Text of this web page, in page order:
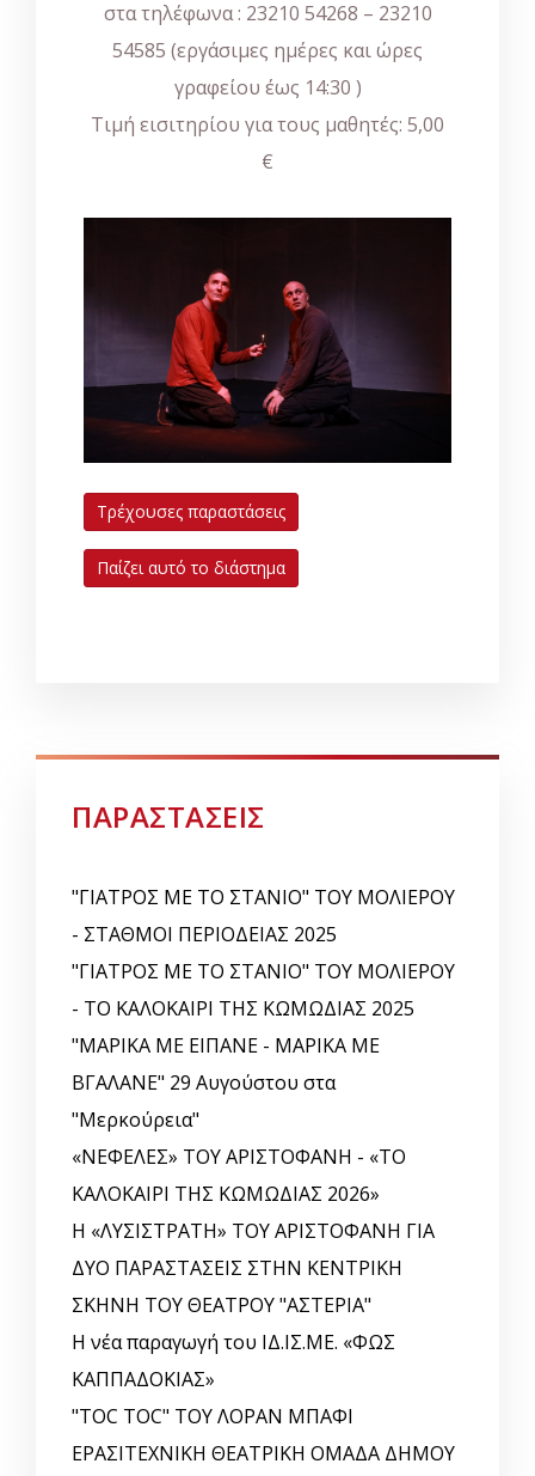
στα τηλέφωνα : 23210 54268 – 23210
54585 (εργάσιμες ημέρες και ώρες
γραφείου έως 14:30 )
Τιμή εισιτηρίου για τους μαθητές: 5,00
€
Τρέχουσες παραστάσεις
Παίζει αυτό το διάστημα
ΠΑΡΑΣΤΑΣΕΙΣ
"ΓΙΑΤΡΟΣ ΜΕ ΤΟ ΣΤΑΝΙΟ" ΤΟΥ ΜΟΛΙΕΡΟΥ
- ΣΤΑΘΜΟΙ ΠΕΡΙΟΔΕΙΑΣ 2025
"ΓΙΑΤΡΟΣ ΜΕ ΤΟ ΣΤΑΝΙΟ" ΤΟΥ ΜΟΛΙΕΡΟΥ
- ΤΟ ΚΑΛΟΚΑΙΡΙ ΤΗΣ ΚΩΜΩΔΙΑΣ 2025
"ΜΑΡΙΚΑ ΜΕ ΕΙΠΑΝΕ - ΜΑΡΙΚΑ ΜΕ
ΒΓΑΛΑΝΕ" 29 Αυγούστου στα
"Μερκούρεια"
«ΝΕΦΕΛΕΣ» ΤΟΥ ΑΡΙΣΤΟΦΑΝΗ - «ΤΟ
ΚΑΛΟΚΑΙΡΙ ΤΗΣ ΚΩΜΩΔΙΑΣ 2026»
Η «ΛΥΣΙΣΤΡΑΤΗ» ΤΟΥ ΑΡΙΣΤΟΦΑΝΗ ΓΙΑ
ΔΥΟ ΠΑΡΑΣΤΑΣΕΙΣ ΣΤΗΝ ΚΕΝΤΡΙΚΗ
ΣΚΗΝΗ ΤΟΥ ΘΕΑΤΡΟΥ "ΑΣΤΕΡΙΑ"
Η νέα παραγωγή του ΙΔ.ΙΣ.ΜΕ. «ΦΩΣ
ΚΑΠΠΑΔΟΚΙΑΣ»
"TOC TOC" ΤΟΥ ΛΟΡΑΝ ΜΠΑΦΙ
ΕΡΑΣΙΤΕΧΝΙΚΗ ΘΕΑΤΡΙΚΗ ΟΜΑΔΑ ΔΗΜΟΥ